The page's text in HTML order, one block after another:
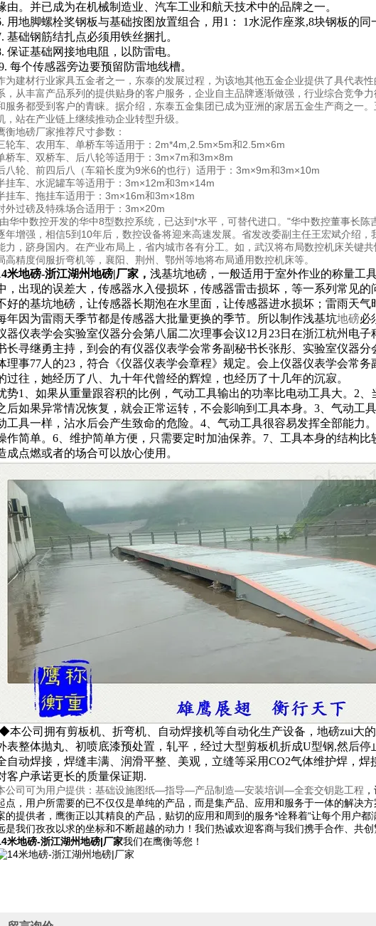
由。并已成为在机械制造业、汽车工业和航天技术中的品牌之一。
用地脚螺栓奖钢板与基础按图放置组合，用 1 ： 1 水泥作座浆,8块钢板的同
基础钢筋结扎点必须用铁丝捆扎。
保证基础网接地电阻，以防雷电。
每个传感器旁边要预留防雷地线槽。
为建材行业家具五金者之一，东泰的发展过程，为该地其他五金企业提供了具代表
，从丰富产品系列的提供贴身的客户服务，企业自主品牌逐渐做强，行业综合竞争
服务都受到客户的青睐。据介绍，东泰五金集团已成为亚洲的家居五金生产商之一
，站在产业链上继续推动企业转型升级。
衡地磅厂家推荐尺寸参数：
轮车、农用车、单桥车等适用于：2m*4m,2.5m×5m和2.5m×6m
桥车、双桥车、后八轮等适用于：3m×7m和3m×8m
八轮、前四后八（车箱长度为9米6的也行）适用于：3m×9m和3m×10m
挂车、水泥罐车等适用于：3m×12m和3m×14m
挂车、拖挂车适用于：3m×16m和3m×18m
外过磅及特殊场合适用于：3m×20m
华中数控开发的华中8型数控系统，已达到*水平，可替代进口。"华中数控董事长
年增强，相信5到10年后，数控设备将迎来高速发展。省发改委副主任王宏斌介绍
力，跻身国内。在产业布局上，省内城市各有分工。如，武汉将布局数控机床关键
高精度伺服折弯机等，襄阳、荆州、鄂州等地将布局通用数控机床等。
米地磅-浙江湖州地磅|厂家， 浅基坑地磅，一般适用于室外作业的称量工
，出现的误差大，传感器水入侵损坏，传感器雷击损坏，等一系列常见
好的基坑地磅，让传感器长期泡在水里面，让传感器进水损坏；雷雨天
年因为雷雨天季节都是传感器大批量更换的季节。所以制作浅基坑地磅必
器仪表学会实验室仪器分会第八届二次理事会议12月23日在浙江杭州电
长寻继勇主持，到会的有仪器仪表学会常务副秘书长张彤、实验室仪器
理事77人的23，符合《仪器仪表学会章程》规定。会上仪器仪表学会常
过往，她经历了八、九十年代曾经的辉煌，也经历了十几年的沉寂。
势1、如果从重量跟容积的比例，气动工具输出的功率比电动工具大。2
后如果异常情况恢复，就会正常运转，不会影响到工具本身。3、气动工
工具一样，沾水后会产生致命的危险。4、气动工具很容易发挥全部能力
作简单。6、维护简单方便，只需要定时加油保养。7、工具本身的结构
成点燃或者的场合可以放心使用。
本公司拥有剪板机、折弯机、自动焊接机等自动化生产设备，地磅zui大
表整体抛丸、初喷底漆预处置，轧平，经过大型剪板机折成U型钢,然后
自动焊接，焊缝丰满、润滑平整、美观，立缝等采用CO2气体维护焊，
客户承诺更长的质量保证期.
公司可为用户提供：基础设施图纸—指导—产品制造—安装培训—全套交钥匙工程
点，用户所需要的已不仅仅是单纯的产品，而是集产品、应用和服务于一体的解决
的提供者，鹰衡正以其精良的产品，贴切的应用和周到的服务*诠释着“让每个用户
是我们孜孜以求的坐标和不断超越的动力！我们热诚欢迎客商与我们携手合作、共创
米地磅-浙江湖州地磅|厂家我们在鹰衡等您！